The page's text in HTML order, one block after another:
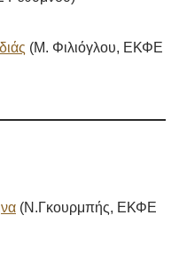
(Μ. Φιλιόγλου, ΕΚΦΕ
(Ν.Γκουρμπής, ΕΚΦΕ